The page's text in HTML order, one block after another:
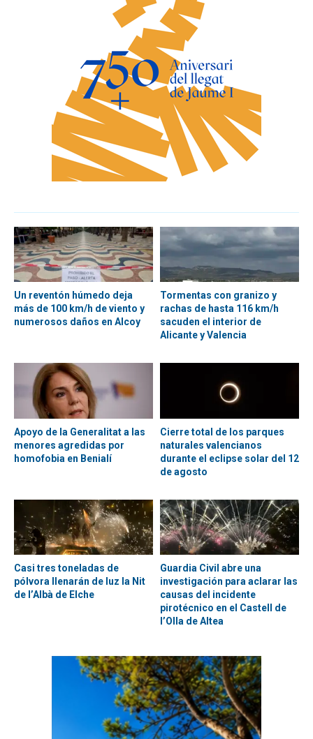
Un reventón húmedo deja
más de 100 km/h de viento y
numerosos daños en Alcoy
Tormentas con granizo y
rachas de hasta 116 km/h
sacuden el interior de
Alicante y Valencia
Apoyo de la Generalitat a las
menores agredidas por
homofobia en Benialí
Cierre total de los parques
naturales valencianos
durante el eclipse solar del 12
de agosto
Casi tres toneladas de
pólvora llenarán de luz la Nit
de l’Albà de Elche
Guardia Civil abre una
investigación para aclarar las
causas del incidente
pirotécnico en el Castell de
l’Olla de Altea